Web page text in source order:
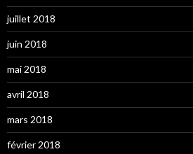
juillet 2018
juin 2018
mai 2018
avril 2018
mars 2018
février 2018